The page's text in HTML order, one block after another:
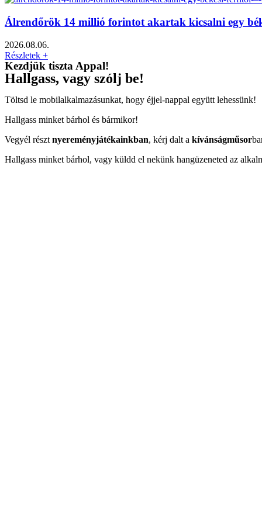
Álrendőrök 14 millió forintot akartak kicsalni egy
2026.08.06.
Részletek +
Kezdjük tiszta Appal!
Hallgass, vagy szólj be!
Töltsd le mobilalkalmazásunkat, hogy éjjel-nappal együtt lehessünk!
Hallgass minket bárhol és bármikor!
Vegyél részt nyereményjátékainkban, kérj dalt a kívánságműsor
Hallgass minket bárhol, vagy küldd el nekünk hangüzeneted az